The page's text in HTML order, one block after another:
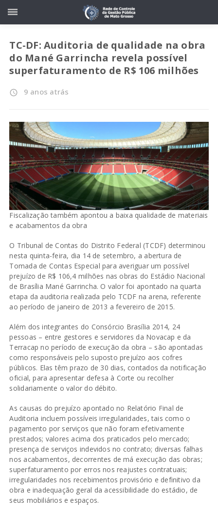
TC-DF: Auditoria de qualidade na obra
do Mané Garrincha revela possível
superfaturamento de R$ 106 milhões
access_time 9 anos atrás
Fiscalização também apontou a baixa qualidade de materiais
e acabamentos da obra
O Tribunal de Contas do Distrito Federal (TCDF) determinou
nesta quinta-feira, dia 14 de setembro, a abertura de
Tomada de Contas Especial para averiguar um possível
prejuízo de R$ 106,4 milhões nas obras do Estádio Nacional
de Brasília Mané Garrincha. O valor foi apontado na quarta
etapa da auditoria realizada pelo TCDF na arena, referente
ao período de janeiro de 2013 a fevereiro de 2015.
Além dos integrantes do Consórcio Brasília 2014, 24
pessoas – entre gestores e servidores da Novacap e da
Terracap no período de execução da obra – são apontadas
como responsáveis pelo suposto prejuízo aos cofres
públicos. Elas têm prazo de 30 dias, contados da notificação
oficial, para apresentar defesa à Corte ou recolher
solidariamente o valor do débito.
As causas do prejuízo apontado no Relatório Final de
Auditoria incluem possíveis irregularidades, tais como o
pagamento por serviços que não foram efetivamente
prestados; valores acima dos praticados pelo mercado;
presença de serviços indevidos no contrato; diversas falhas
nos acabamentos, decorrentes de má execução das obras;
superfaturamento por erros nos reajustes contratuais;
irregularidades nos recebimentos provisório e definitivo da
obra e inadequação geral da acessibilidade do estádio, de
seus mobiliários e espaços.